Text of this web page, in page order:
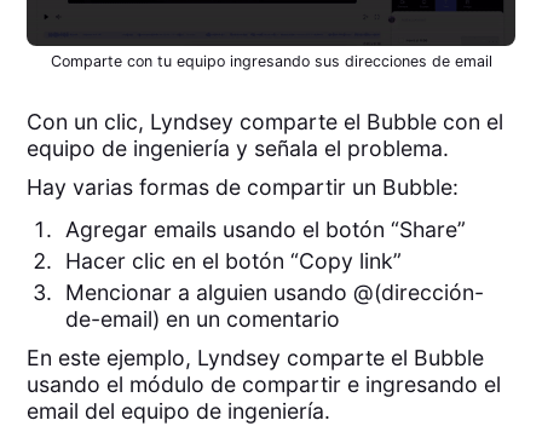
Comparte con tu equipo ingresando sus direcciones de email
Con un clic, Lyndsey comparte el Bubble con el
equipo de ingeniería y señala el problema.
Hay varias formas de compartir un Bubble:
Agregar emails usando el botón “Share”
Hacer clic en el botón “Copy link”
Mencionar a alguien usando @(dirección-
de-email) en un comentario
En este ejemplo, Lyndsey comparte el Bubble
usando el módulo de compartir e ingresando el
email del equipo de ingeniería.